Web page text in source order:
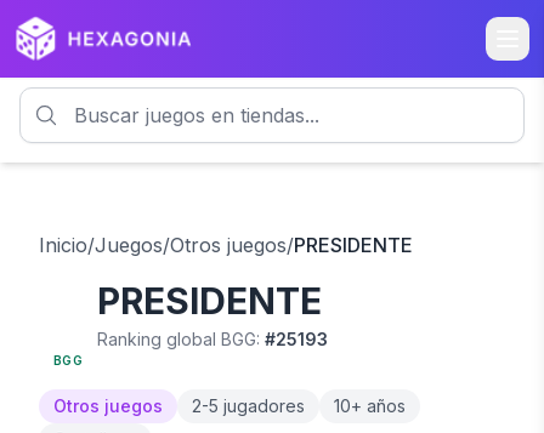
Inicio/Juegos/Otros juegos/PRESIDENTE
BGG
PRESIDENTE
Ranking global BGG: #25193
Otros juegos 2-5 jugadores 10+ años